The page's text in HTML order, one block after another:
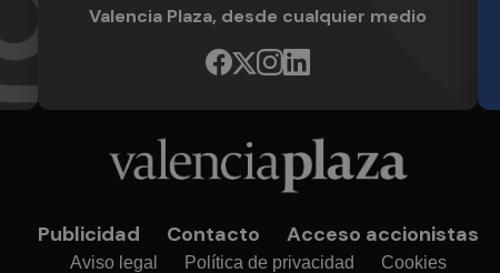
Valencia Plaza, desde cualquier medio
Publicidad Contacto Acceso accionistas
Aviso legal Política de privacidad Cookies